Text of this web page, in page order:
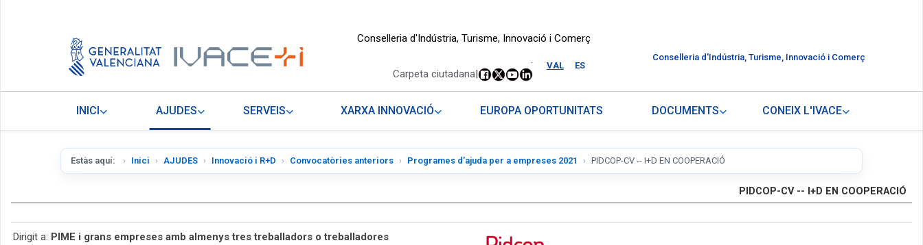
Conselleria d'Indústria, Turisme, Innovació i Comerç
VAL ES
.
Carpeta ciutadana|
Conselleria d'Indústria, Turisme, Innovació i Comerç
INICI AJUDES SERVEIS XARXA INNOVACIÓ EUROPA OPORTUNITATS DOCUMENTS CONEIX L'IVACE
Estàs aquí: Inici AJUDES Innovació i R+D Convocatòries anteriors Programes d'ajuda per a empreses 2021 PIDCOP-CV -- I+D EN COOPERACIÓ
PIDCOP-CV -- I+D EN COOPERACIÓ
Dirigit a: PIME i grans empreses amb almenys tres treballadors o treballadores